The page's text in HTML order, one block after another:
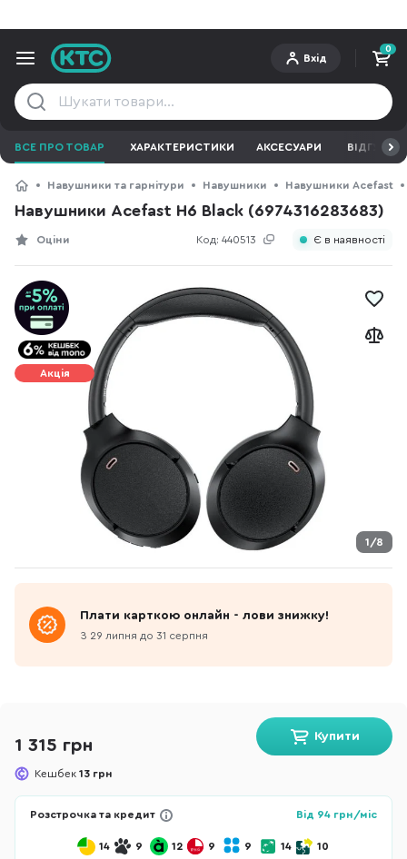
Вхід
0
ВСЕ ПРО ТОВАР ХАРАКТЕРИСТИКИ АКСЕСУАРИ ВІДГУКИ
Навушники та гарнітури Навушники Навушники Acefast
Навушники Acefast H6 Black (6974316283683)
Код: 440513
Оціни Є в наявності
1/8
Акція
Плати карткою онлайн - лови знижку!
З 29 липня до 31 серпня
1 315 грн
Кешбек 13 грн
Купити
Розстрочка та кредит Від 94 грн/міс
14 9 12 9 9 14 10